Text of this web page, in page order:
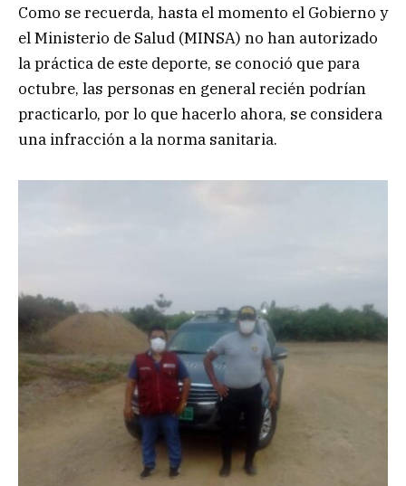
Como se recuerda, hasta el momento el Gobierno y
el Ministerio de Salud (MINSA) no han autorizado
la práctica de este deporte, se conoció que para
octubre, las personas en general recién podrían
practicarlo, por lo que hacerlo ahora, se considera
una infracción a la norma sanitaria.